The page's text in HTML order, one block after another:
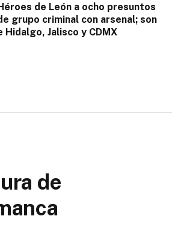
de León a ocho presuntos
grupo criminal con arsenal; son
Hidalgo, Jalisco y CDMX
de